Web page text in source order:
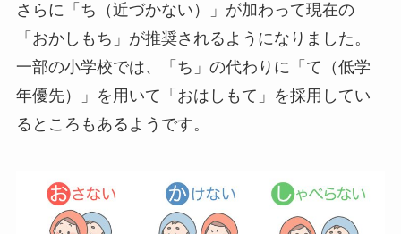
さらに「ち（近づかない）」が加わって現在の
「おかしもち」が推奨されるようになりました。
一部の小学校では、「ち」の代わりに「て（低学
年優先）」を用いて「おはしもて」を採用してい
るところもあるようです。